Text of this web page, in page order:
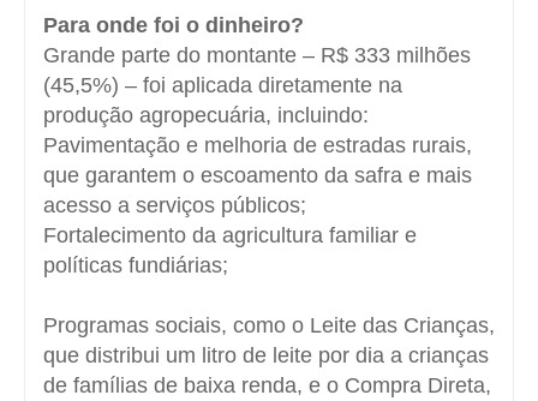
Para onde foi o dinheiro?
Grande parte do montante – R$ 333 milhões
(45,5%) – foi aplicada diretamente na
produção agropecuária, incluindo:
Pavimentação e melhoria de estradas rurais,
que garantem o escoamento da safra e mais
acesso a serviços públicos;
Fortalecimento da agricultura familiar e
políticas fundiárias;
Programas sociais, como o Leite das Crianças,
que distribui um litro de leite por dia a crianças
de famílias de baixa renda, e o Compra Direta,